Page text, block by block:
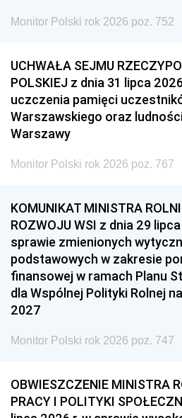
Monitor Polski rok 2026 poz. 752
UCHWAŁA SEJMU
POLSKIEJ z dnia 31 lipca
uczczenia pamięci
Warszawskiego oraz
Warszawy
Monitor Polski rok 2026 poz. 767
KOMUNIKAT MINISTRA
ROZWOJU WSI z dnia 29
sprawie zmienionych
podstawowych w zakresie
finansowej w ramach Planu
dla Wspólnej Polityki Rolnej
2027
Monitor Polski rok 2026 poz. 747
OBWIESZCZENIE MINISTRA
PRACY I POLITYKI